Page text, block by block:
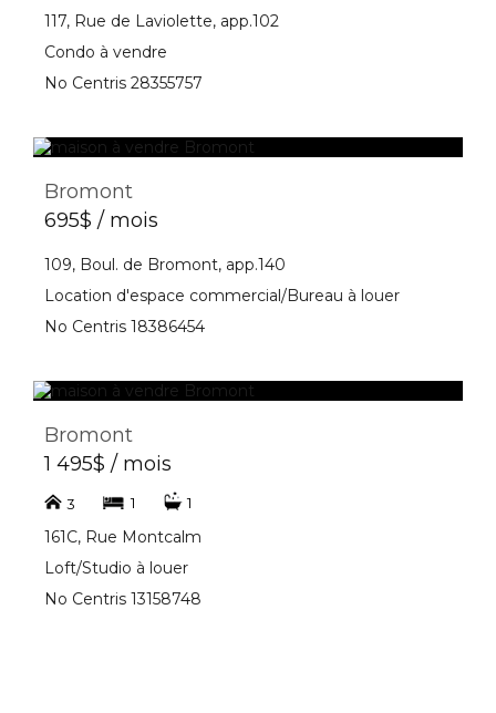
117, Rue de Laviolette, app.102
Condo à vendre
No Centris 28355757
Bromont
695$ / mois
109, Boul. de Bromont, app.140
Location d'espace commercial/Bureau à louer
No Centris 18386454
Bromont
1 495$ / mois
3 1 1
161C, Rue Montcalm
Loft/Studio à louer
No Centris 13158748